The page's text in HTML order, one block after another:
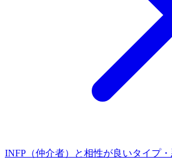
INFP（仲介者）と相性が良いタイプ